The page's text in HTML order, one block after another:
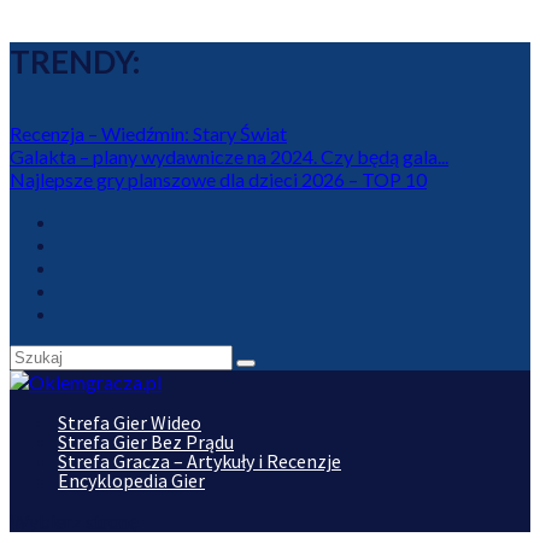
TRENDY:
Recenzja – Wiedźmin: Stary Świat
Galakta – plany wydawnicze na 2024. Czy będą gala...
Najlepsze gry planszowe dla dzieci 2026 – TOP 10
Strefa Gier Wideo
Strefa Gier Bez Prądu
Strefa Gracza – Artykuły i Recenzje
Encyklopedia Gier